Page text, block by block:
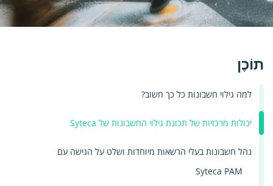
תוֹכֶן
למה גילוי חשבונות כל כך חשוב?
יכולות מרכזיות של תכונת גילוי החשבונות של Syteca
נהל חשבונות בעלי הרשאות מיוחדות ושלט על הגישה עם
Syteca PAM